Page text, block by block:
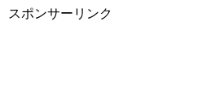
スポンサーリンク